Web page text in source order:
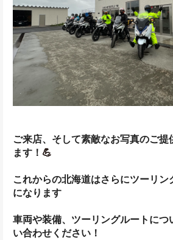
ご来店、そして素敵なお写真のご提
ます！ 💪
これからの北海道はさらにツーリン
になります
車両や装備、ツーリングルートにつ
い合わせください！